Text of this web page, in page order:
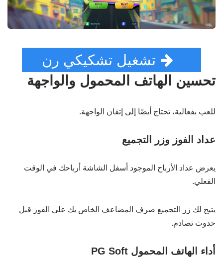
تحسين الهاتف المحمول والواجهة
للعب بفعالية، تحتاج أيضًا إلى إتقان الواجهة.
عداد الفوز وزر التجميع
يعرض عداد الأرباح الموجود أسفل الشاشة أرباحك في الوقت
الفعلي.
يتيح لك زر التجميع صرف المضاعف الخاص بك على الفور قبل
حدوث تصادم.
أداء الهاتف المحمول PG Soft